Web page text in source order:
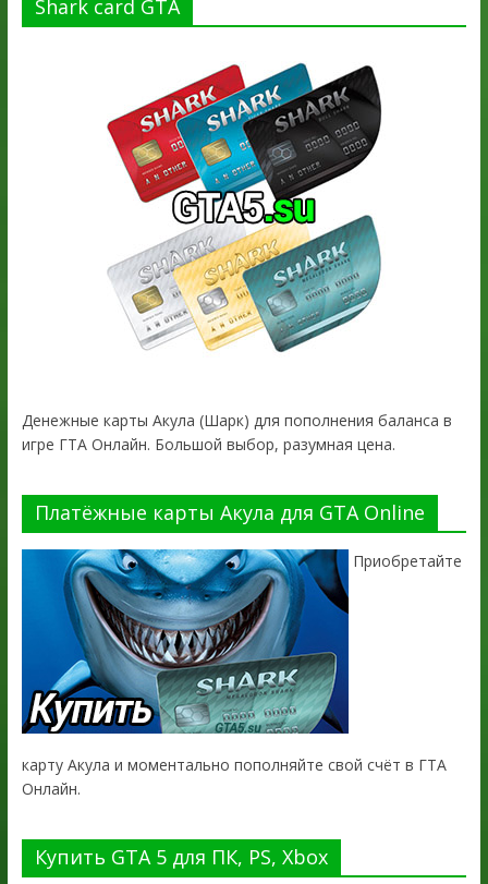
Shark card GTA
Денежные карты Акула (Шарк) для пополнения баланса в
игре ГТА Онлайн. Большой выбор, разумная цена.
Платёжные карты Акула для GTA Online
Приобретайте
карту Акула и моментально пополняйте свой счёт в ГТА
Онлайн.
Купить GTA 5 для ПК, PS, Xbox